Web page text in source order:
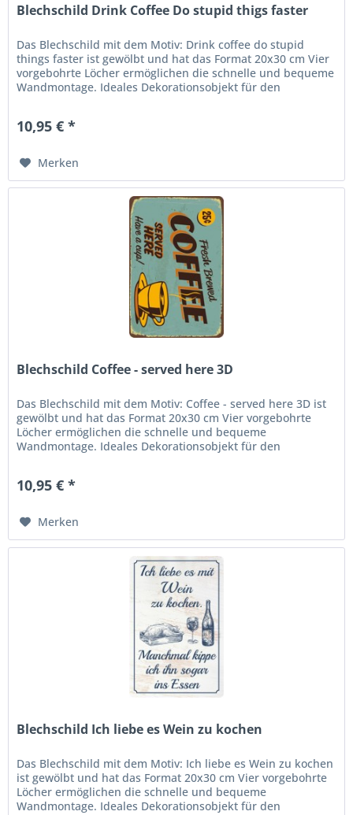
Blechschild Drink Coffee Do stupid thigs faster
Das Blechschild mit dem Motiv: Drink coffee do stupid
things faster ist gewölbt und hat das Format 20x30 cm Vier
vorgebohrte Löcher ermöglichen die schnelle und bequeme
Wandmontage. Ideales Dekorationsobjekt für den
10,95 € *
Merken
Blechschild Coffee - served here 3D
Das Blechschild mit dem Motiv: Coffee - served here 3D ist
gewölbt und hat das Format 20x30 cm Vier vorgebohrte
Löcher ermöglichen die schnelle und bequeme
Wandmontage. Ideales Dekorationsobjekt für den
10,95 € *
Merken
Blechschild Ich liebe es Wein zu kochen
Das Blechschild mit dem Motiv: Ich liebe es Wein zu kochen
ist gewölbt und hat das Format 20x30 cm Vier vorgebohrte
Löcher ermöglichen die schnelle und bequeme
Wandmontage. Ideales Dekorationsobjekt für den